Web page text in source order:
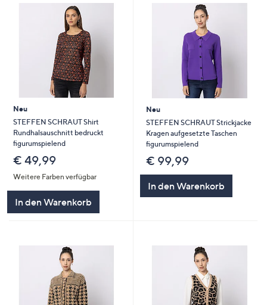
Neu
STEFFEN SCHRAUT Shirt
Rundhalsauschnitt bedruckt
figurumspielend
€ 49,99
Weitere Farben verfügbar
In den Warenkorb
Neu
STEFFEN SCHRAUT Strickjacke
Kragen aufgesetzte Taschen
figurumspielend
€ 99,99
In den Warenkorb